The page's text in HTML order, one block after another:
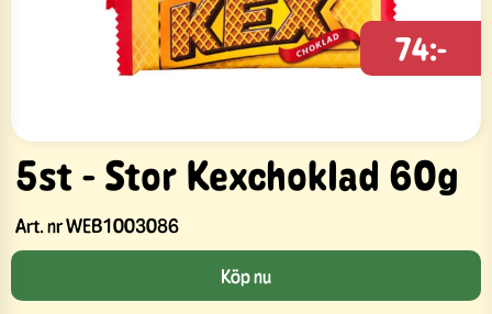
5st - Stor Kexchoklad 60g
Art. nrWEB1003086
74:-
Köp nu